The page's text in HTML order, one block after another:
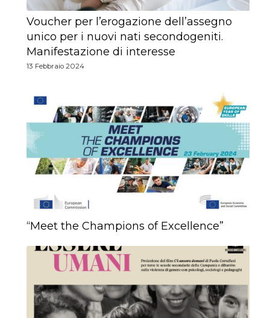
Voucher per l’erogazione dell’assegno
unico per i nuovi nati secondogeniti.
Manifestazione di interesse
13 Febbraio 2024
“Meet the Champions of Excellence”